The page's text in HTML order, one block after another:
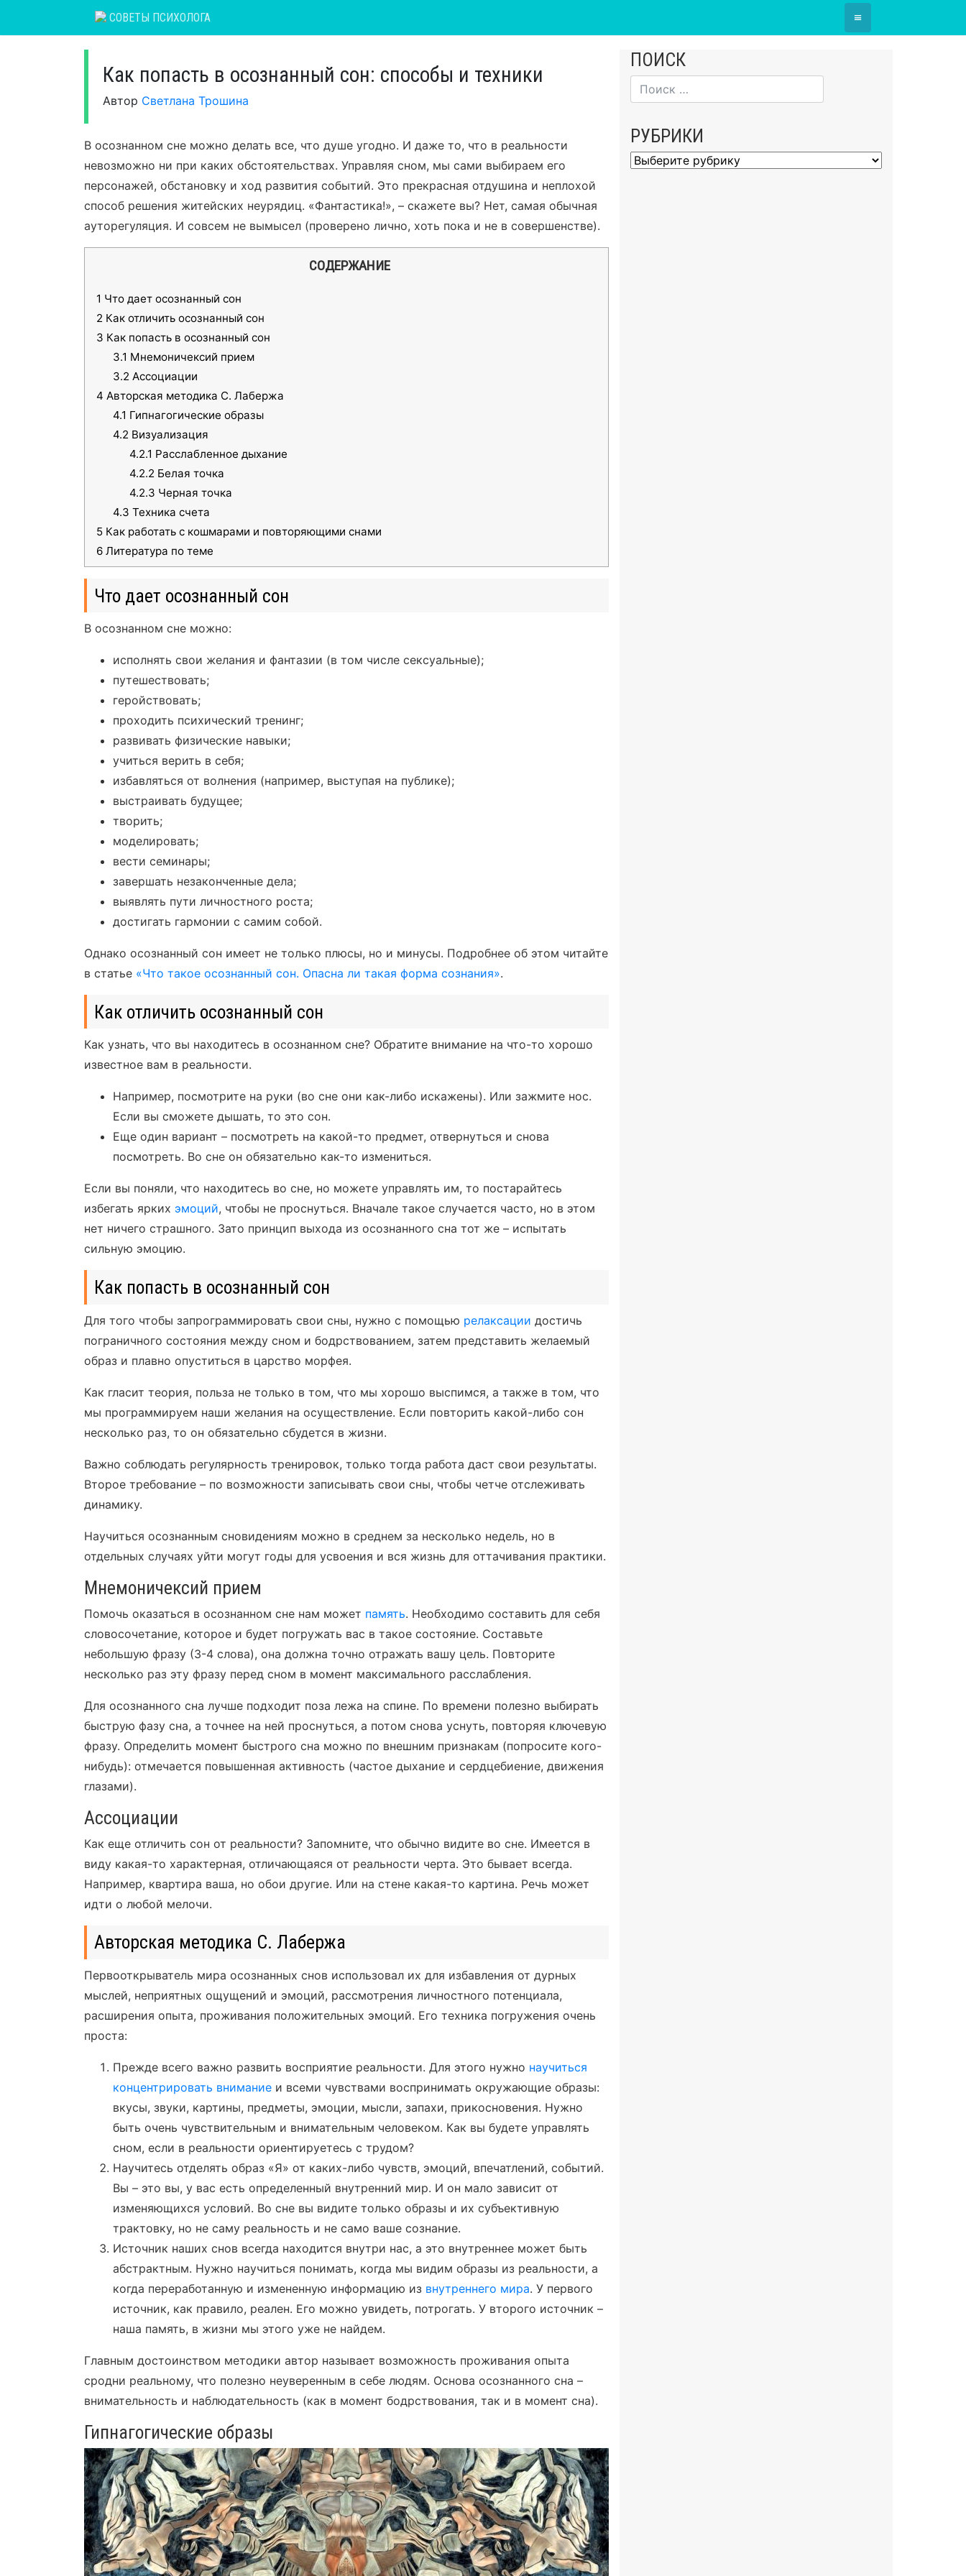
СОВЕТЫ ПСИХОЛОГА ≡
Как попасть в осознанный сон: способы и техники
Автор Светлана Трошина
В осознанном сне можно делать все, что душе угодно. И даже то, что в реальности
невозможно ни при каких обстоятельствах. Управляя сном, мы сами выбираем его
персонажей, обстановку и ход развития событий. Это прекрасная отдушина и неплохой
способ решения житейских неурядиц. «Фантастика!», – скажете вы? Нет, самая обычная
ауторегуляция. И совсем не вымысел (проверено лично, хоть пока и не в совершенстве).
СОДЕРЖАНИЕ
1 Что дает осознанный сон
2 Как отличить осознанный сон
3 Как попасть в осознанный сон
3.1 Мнемоничексий прием
3.2 Ассоциации
4 Авторская методика С. Лабержа
4.1 Гипнагогические образы
4.2 Визуализация
4.2.1 Расслабленное дыхание
4.2.2 Белая точка
4.2.3 Черная точка
4.3 Техника счета
5 Как работать с кошмарами и повторяющими снами
6 Литература по теме
Что дает осознанный сон
В осознанном сне можно:
исполнять свои желания и фантазии (в том числе сексуальные);
путешествовать;
геройствовать;
проходить психический тренинг;
развивать физические навыки;
учиться верить в себя;
избавляться от волнения (например, выступая на публике);
выстраивать будущее;
творить;
моделировать;
вести семинары;
завершать незаконченные дела;
выявлять пути личностного роста;
достигать гармонии с самим собой.
Однако осознанный сон имеет не только плюсы, но и минусы. Подробнее об этом читайте
в статье «Что такое осознанный сон. Опасна ли такая форма сознания».
Как отличить осознанный сон
Как узнать, что вы находитесь в осознанном сне? Обратите внимание на что-то хорошо
известное вам в реальности.
Например, посмотрите на руки (во сне они как-либо искажены). Или зажмите нос.
Если вы сможете дышать, то это сон.
Еще один вариант – посмотреть на какой-то предмет, отвернуться и снова
посмотреть. Во сне он обязательно как-то измениться.
Если вы поняли, что находитесь во сне, но можете управлять им, то постарайтесь
избегать ярких эмоций, чтобы не проснуться. Вначале такое случается часто, но в этом
нет ничего страшного. Зато принцип выхода из осознанного сна тот же – испытать
сильную эмоцию.
Как попасть в осознанный сон
Для того чтобы запрограммировать свои сны, нужно с помощью релаксации достичь
пограничного состояния между сном и бодрствованием, затем представить желаемый
образ и плавно опуститься в царство морфея.
Как гласит теория, польза не только в том, что мы хорошо выспимся, а также в том, что
мы программируем наши желания на осуществление. Если повторить какой-либо сон
несколько раз, то он обязательно сбудется в жизни.
Важно соблюдать регулярность тренировок, только тогда работа даст свои результаты.
Второе требование – по возможности записывать свои сны, чтобы четче отслеживать
динамику.
Научиться осознанным сновидениям можно в среднем за несколько недель, но в
отдельных случаях уйти могут годы для усвоения и вся жизнь для оттачивания практики.
Мнемоничексий прием
Помочь оказаться в осознанном сне нам может память. Необходимо составить для себя
словосочетание, которое и будет погружать вас в такое состояние. Составьте
небольшую фразу (3-4 слова), она должна точно отражать вашу цель. Повторите
несколько раз эту фразу перед сном в момент максимального расслабления.
Для осознанного сна лучше подходит поза лежа на спине. По времени полезно выбирать
быструю фазу сна, а точнее на ней проснуться, а потом снова уснуть, повторяя ключевую
фразу. Определить момент быстрого сна можно по внешним признакам (попросите кого-
нибудь): отмечается повышенная активность (частое дыхание и сердцебиение, движения
глазами).
Ассоциации
Как еще отличить сон от реальности? Запомните, что обычно видите во сне. Имеется в
виду какая-то характерная, отличающаяся от реальности черта. Это бывает всегда.
Например, квартира ваша, но обои другие. Или на стене какая-то картина. Речь может
идти о любой мелочи.
Авторская методика С. Лабержа
Первооткрыватель мира осознанных снов использовал их для избавления от дурных
мыслей, неприятных ощущений и эмоций, рассмотрения личностного потенциала,
расширения опыта, проживания положительных эмоций. Его техника погружения очень
проста:
Прежде всего важно развить восприятие реальности. Для этого нужно научиться
концентрировать внимание и всеми чувствами воспринимать окружающие образы:
вкусы, звуки, картины, предметы, эмоции, мысли, запахи, прикосновения. Нужно
быть очень чувствительным и внимательным человеком. Как вы будете управлять
сном, если в реальности ориентируетесь с трудом?
Научитесь отделять образ «Я» от каких-либо чувств, эмоций, впечатлений, событий.
Вы – это вы, у вас есть определенный внутренний мир. И он мало зависит от
изменяющихся условий. Во сне вы видите только образы и их субъективную
трактовку, но не саму реальность и не само ваше сознание.
Источник наших снов всегда находится внутри нас, а это внутреннее может быть
абстрактным. Нужно научиться понимать, когда мы видим образы из реальности, а
когда переработанную и измененную информацию из внутреннего мира. У первого
источник, как правило, реален. Его можно увидеть, потрогать. У второго источник –
наша память, в жизни мы этого уже не найдем.
Главным достоинством методики автор называет возможность проживания опыта
сродни реальному, что полезно неуверенным в себе людям. Основа осознанного сна –
внимательность и наблюдательность (как в момент бодрствования, так и в момент сна).
Гипнагогические образы
ПОИСК
РУБРИКИ
Рубрики